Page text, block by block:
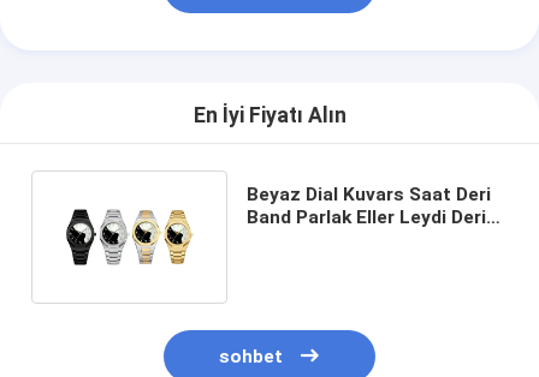
En İyi Fiyatı Alın
Beyaz Dial Kuvars Saat Deri
Band Parlak Eller Leydi Deri
sohbet